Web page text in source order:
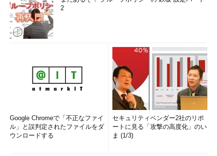
「すべてのアプリ」を表示させるには、スタート画面上で、ア
イコンが何もないところを右クリックする。すると画面下部に
「すべてのアプリ」アイコン
スタート画面のデスクトップ上でマウスを右クリ
2
Google Chromeで「不正なファイ
ル」と誤判定されたファイルをダ
ウンロードする
セキュリティベンダー2社のリポ
ートに見る「攻撃の高度化」のい
ま (1/3)